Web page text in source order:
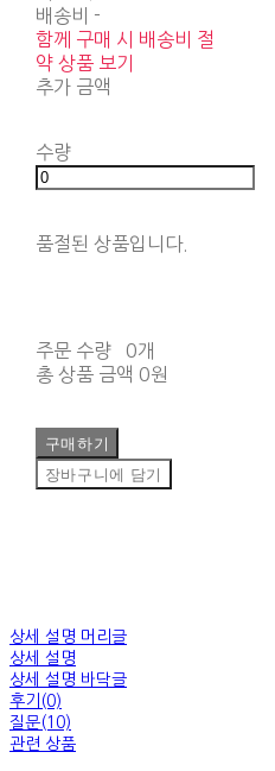
배송비 -
함께 구매 시 배송비 절
약 상품 보기
추가 금액
수량
품절된 상품입니다.
주문 수량
0개
총 상품 금액 0원
구매하기
장바구니에 담기
상세 설명 머리글
상세 설명
상세 설명 바닥글
후기(0)
질문(10)
관련 상품